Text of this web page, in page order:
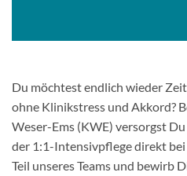
Du möchtest endlich wieder
ohne Klinikstress und Akkord?
Weser-Ems (KWE) versorgst
der 1:1-Intensivpflege direkt
Teil unseres Teams und bewirb